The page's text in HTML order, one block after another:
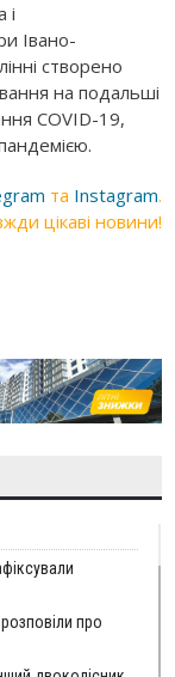
і
Івано-
створено
на подальші
COVID-19,
та Instagram.
цікаві новини!
про